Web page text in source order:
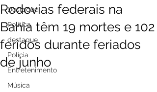
Destaque
Política
destaque
Polícia
Entretenimento
Música
Rodovias federais na
Bahia têm 19 mortes e 102
feridos durante feriados
de junho